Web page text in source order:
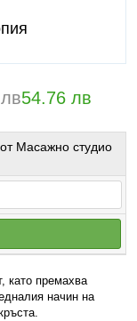
54.76 лв
Масажно студио
като премахва
начин на